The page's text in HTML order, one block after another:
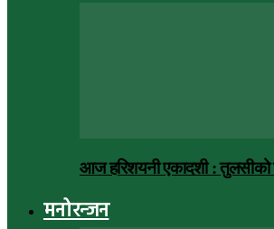
आज हरिशयनी एकादशी : तुलसीको
मनोरन्जन